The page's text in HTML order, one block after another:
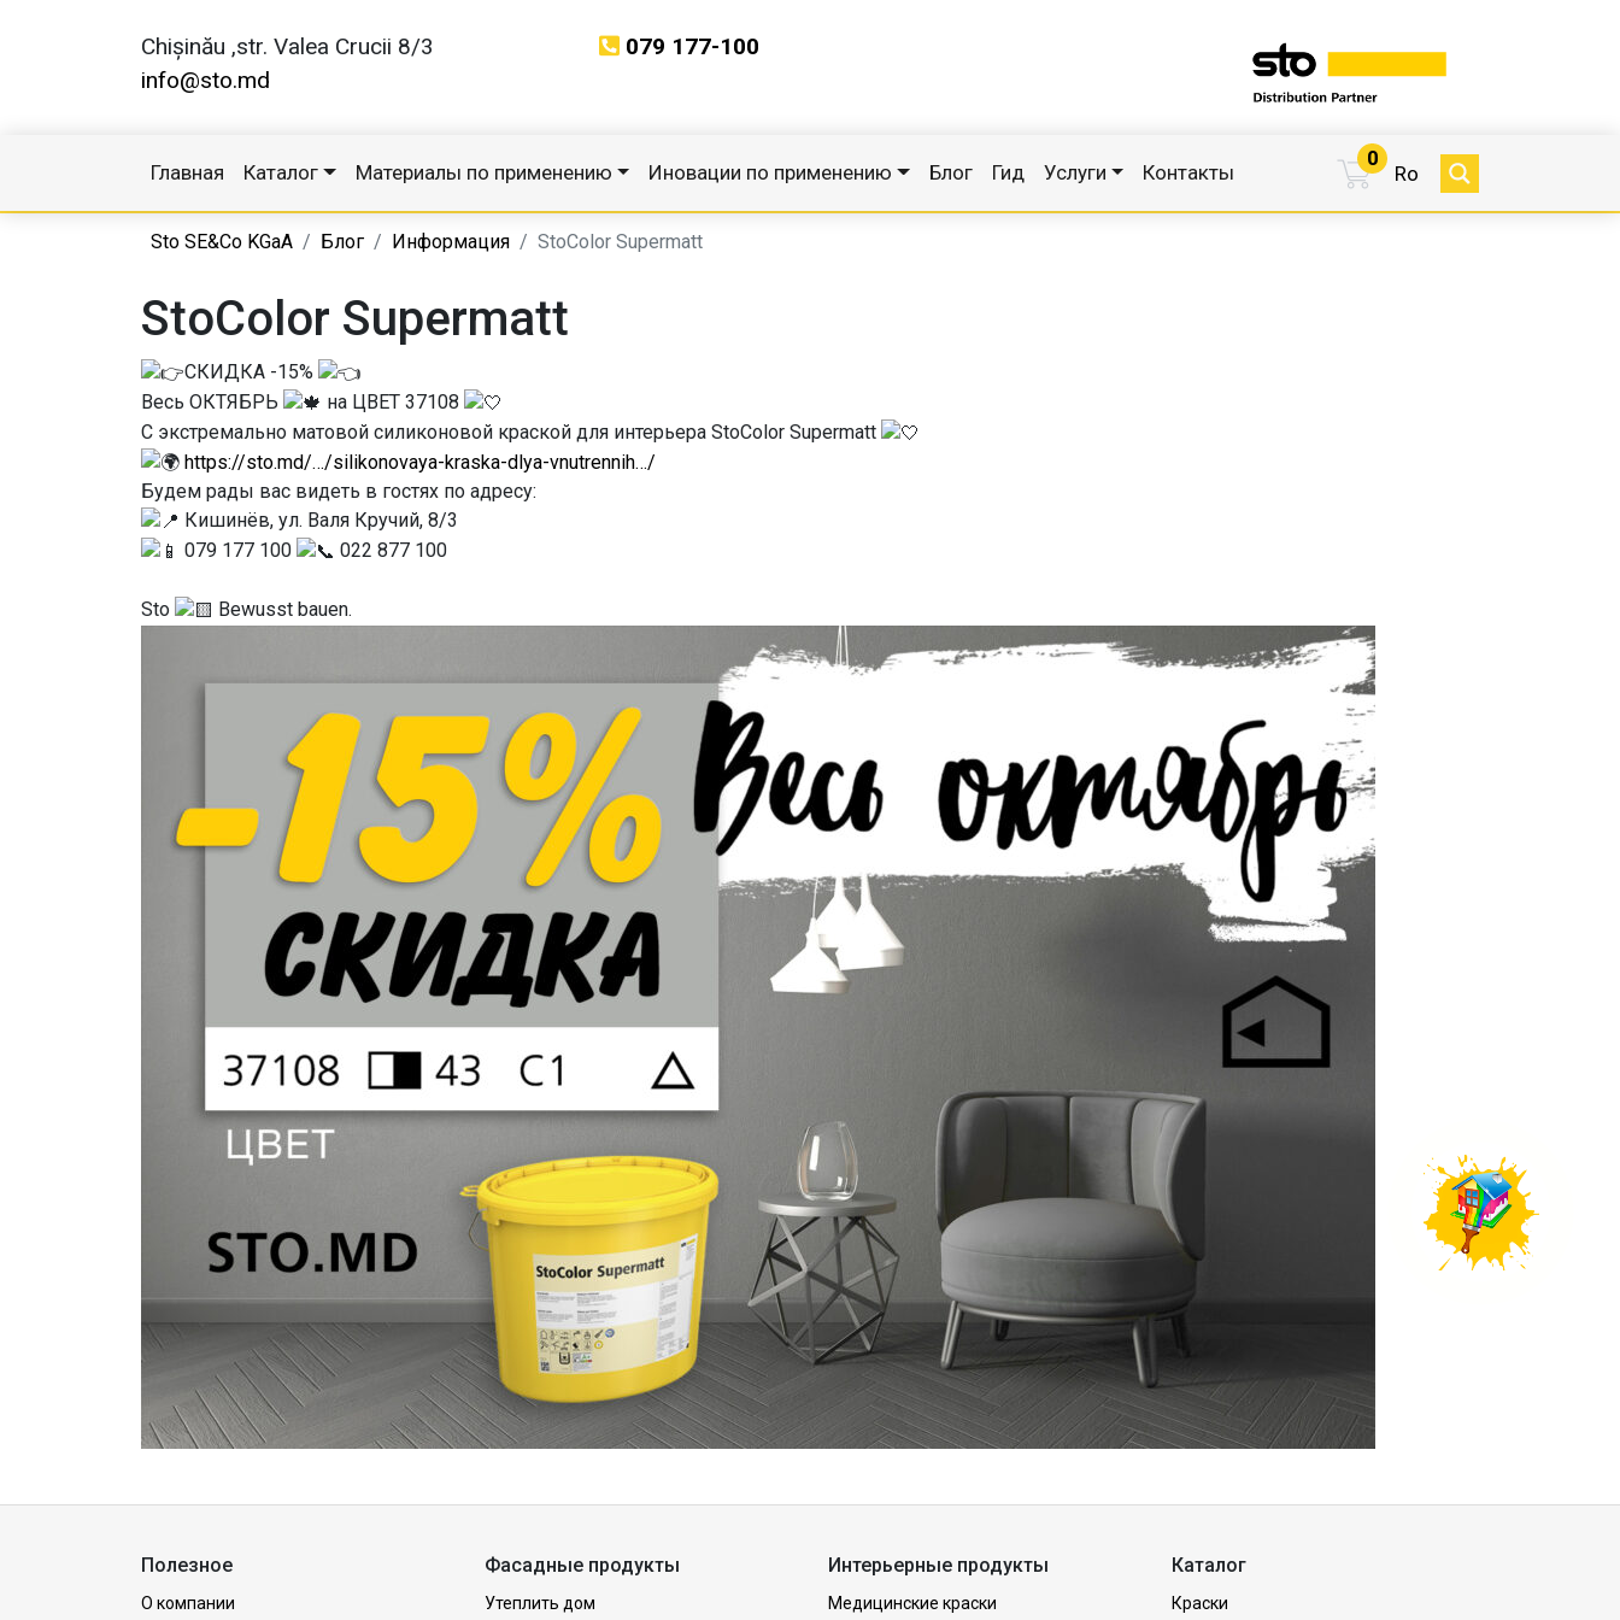
Chișinău ,str. Valea Crucii 8/3
info@sto.md
079 177-100
Главная Каталог Материалы по применению Иновации по применению Блог Гид Услуги Контакты
0
Ro
Sto SE&Co KGaA Блог Информация StoColor Supermatt
StoColor Supermatt
СКИДКА -15%
Весь ОКТЯБРЬ
на ЦВЕТ 37108
C экстремально матовой силиконовой краской для интерьера StoColor Supermatt
https://sto.md/…/silikonovaya-kraska-dlya-vnutrennih…/
Будем рады вас видеть в гостях по адресу:
Кишинёв, ул. Валя Кручий, 8/3
079 177 100
022 877 100
Sto Bewusst bauen.
Полезное
О компании
Фасадные продукты
Утеплить дом
Интерьерные продукты
Медицинские краски
Каталог
Краски